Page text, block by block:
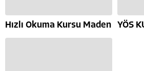
Hızlı Okuma Kursu Maden YÖS